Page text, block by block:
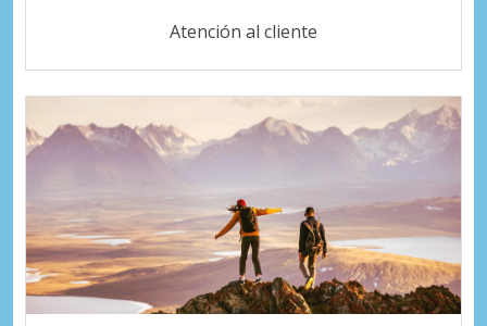
Atención al cliente